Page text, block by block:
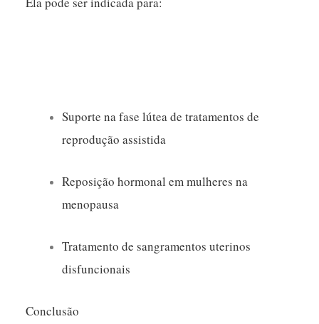
Suporte na fase lútea de tratamentos de
reprodução assistida
Reposição hormonal em mulheres na
menopausa
Tratamento de sangramentos uterinos
disfuncionais
Conclusão